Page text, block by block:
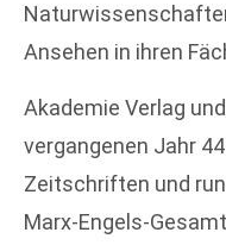
Ansehen in ihren
Akademie Verlag
vergangenen Jahr
Zeitschriften und
Marx-Engels-